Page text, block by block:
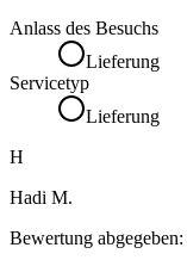
Anlass des Besuchs
Lieferung
Servicetyp
Lieferung
H
Hadi M.
Bewertung abgegeben: